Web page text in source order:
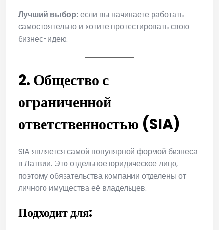
Лучший выбор:если вы начинаете работать
самостоятельно и хотите протестировать свою
бизнес-идею.
2. Общество с
ограниченной
ответственностью (SIA)
SIA является самой популярной формой бизнеса
в Латвии. Это отдельное юридическое лицо,
поэтому обязательства компании отделены от
личного имущества её владельцев.
Подходит для: